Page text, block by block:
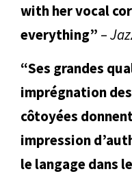
with her vocal
everything” –
“Ses grandes
imprégnation
côtoyées
impression
le langage dans